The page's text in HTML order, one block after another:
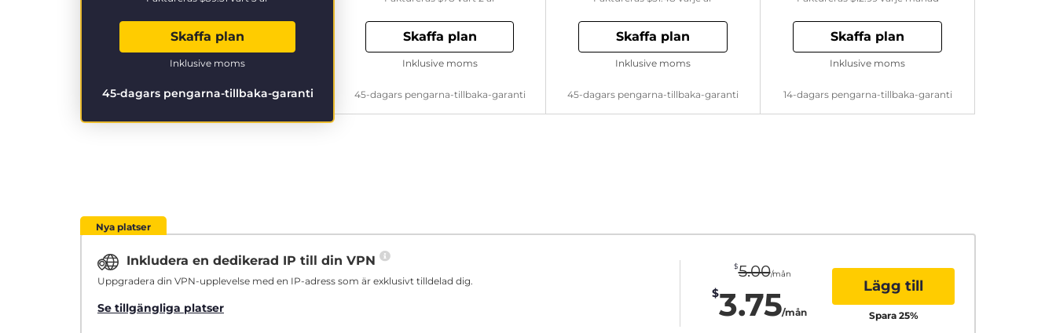
Skaffa plan
45-dagars pengarna-tillbaka-garanti
Inklusive moms
Skaffa plan
45-dagars pengarna-tillbaka-garanti
Inklusive moms
Skaffa plan
45-dagars pengarna-tillbaka-garanti
Inklusive moms
Skaffa plan
14-dagars pengarna-tillbaka-garanti
Inklusive moms
Nya platser
Inkludera en dedikerad IP till din VPN
Uppgradera din VPN-upplevelse med en IP-adress som är exklusivt tilldelad dig.
Se tillgängliga platser
$5.00/mån
$3.75/mån
Lägg till
Spara 25%